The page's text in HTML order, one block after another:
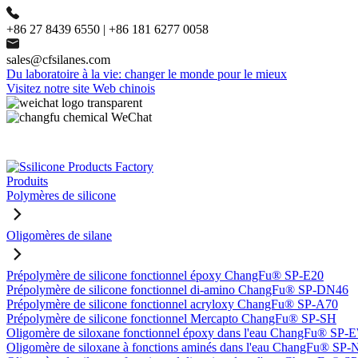
+86 27 8439 6550 | +86 181 6277 0058
sales@cfsilanes.com
Du laboratoire à la vie: changer le monde pour le mieux
Visitez notre site Web chinois
Produits
Polymères de silicone
Oligomères de silane
Prépolymère de silicone fonctionnel époxy ChangFu® SP-E20
Prépolymère de silicone fonctionnel di-amino ChangFu® SP-DN46
Prépolymère de silicone fonctionnel acryloxy ChangFu® SP-A70
Prépolymère de silicone fonctionnel Mercapto ChangFu® SP-SH
Oligomère de siloxane fonctionnel époxy dans l'eau ChangFu® SP-
Oligomère de siloxane à fonctions aminés dans l'eau ChangFu® SP-